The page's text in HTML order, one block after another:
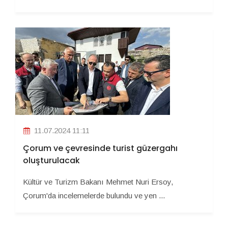
11.07.2024 11:11
Çorum ve çevresinde turist güzergahı
oluşturulacak
Kültür ve Turizm Bakanı Mehmet Nuri Ersoy,
Çorum'da incelemelerde bulundu ve yen ...